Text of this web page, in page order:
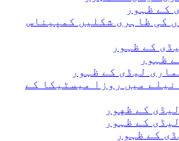
کے ظہور
کی ظاہری شکلیں کمپیناس
کے ظہور
ظہور
لیڈی کے ظہور
میں روزا میسٹیکا کے
کے ظهور
کے ظہور
کے ظہور